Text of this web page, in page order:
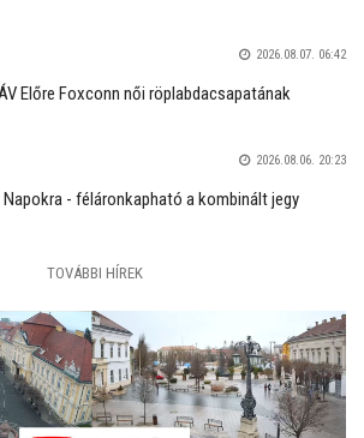
2026.08.07. 06:42
Előre Foxconn női röplabdacsapatának
2026.08.06. 20:23
- féláronkapható a kombinált jegy
TOVÁBBI HÍREK